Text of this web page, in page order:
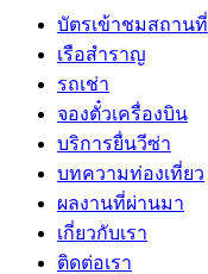
บัตรเข้าชมสถานที่
เรือสำราญ
รถเช่า
จองตั๋วเครื่องบิน
บริการยื่นวีซ่า
บทความท่องเที่ยว
ผลงานที่ผ่านมา
เกี่ยวกับเรา
ติดต่อเรา